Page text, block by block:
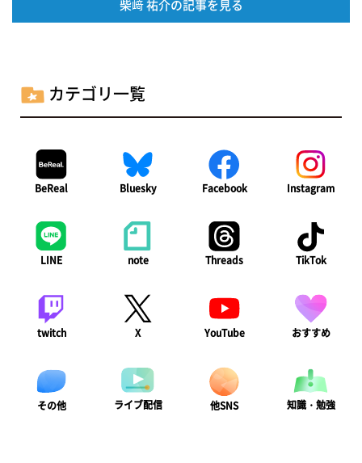
柴﨑 祐介の記事を見る
カテゴリ一覧
BeReal Bluesky Facebook Instagram
LINE note Threads TikTok
twitch X YouTube おすすめ
その他 ライブ配信 他SNS 知識・勉強